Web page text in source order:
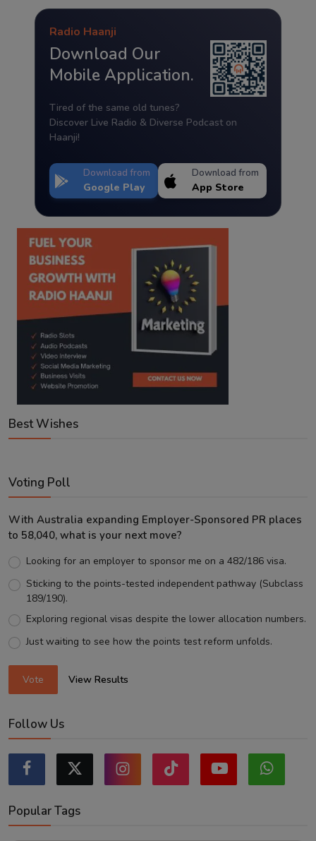
Radio Haanji
Download Our
Mobile Application.
Tired of the same old tunes?
Discover Live Radio & Diverse Podcast on
Haanji!
Download from
Google Play
Download from
App Store
Best Wishes
Voting Poll
With Australia expanding Employer-Sponsored PR places
to 58,040, what is your next move?
Looking for an employer to sponsor me on a 482/186 visa.
Sticking to the points-tested independent pathway (Subclass
189/190).
Exploring regional visas despite the lower allocation numbers.
Just waiting to see how the points test reform unfolds.
Vote View Results
Follow Us
Popular Tags